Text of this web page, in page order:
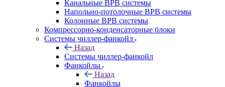
Канальные ВРВ системы
Напольно-потолочные ВРВ системы
Колонные ВРВ системы
Компрессорно-конденсаторные блоки
Системы чиллер-фанкойл
Назад
Системы чиллер-фанкойл
Фанкойлы
Назад
Фанкойлы